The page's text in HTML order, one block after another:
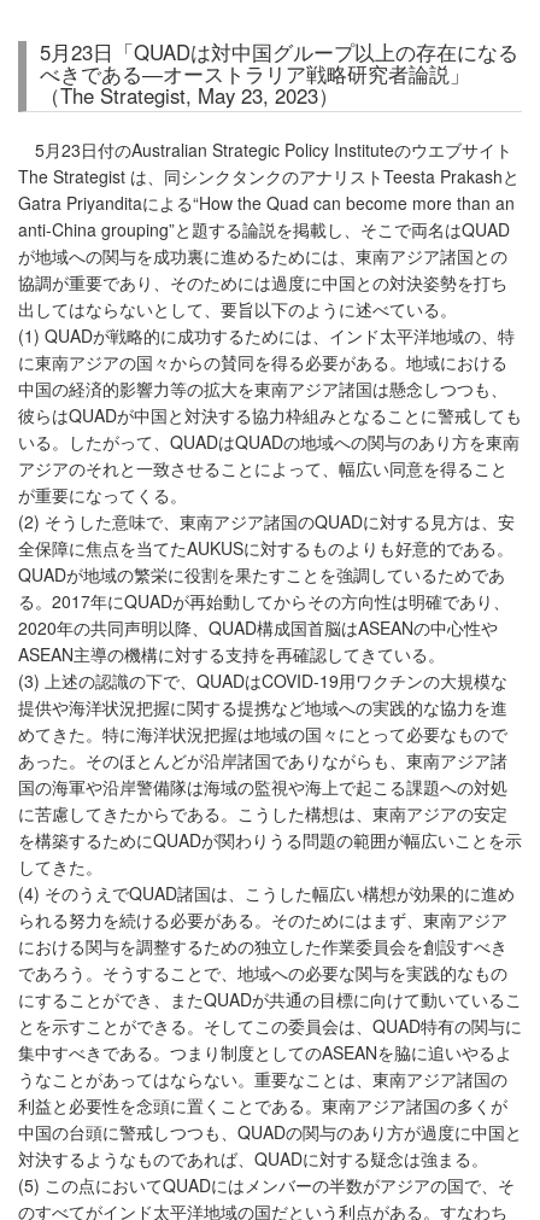
5月23日「QUADは対中国グループ以上の存在になる
べきである―オーストラリア戦略研究者論説」
（The Strategist, May 23, 2023）
5月23日付のAustralian Strategic Policy Instituteのウエブサイト
The Strategist は、同シンクタンクのアナリストTeesta Prakashと
Gatra Priyanditaによる“How the Quad can become more than an
anti-China grouping”と題する論説を掲載し、そこで両名はQUAD
が地域への関与を成功裏に進めるためには、東南アジア諸国との
協調が重要であり、そのためには過度に中国との対決姿勢を打ち
出してはならないとして、要旨以下のように述べている。
(1) QUADが戦略的に成功するためには、インド太平洋地域の、特
に東南アジアの国々からの賛同を得る必要がある。地域における
中国の経済的影響力等の拡大を東南アジア諸国は懸念しつつも、
彼らはQUADが中国と対決する協力枠組みとなることに警戒しても
いる。したがって、QUADはQUADの地域への関与のあり方を東南
アジアのそれと一致させることによって、幅広い同意を得ること
が重要になってくる。
(2) そうした意味で、東南アジア諸国のQUADに対する見方は、安
全保障に焦点を当てたAUKUSに対するものよりも好意的である。
QUADが地域の繁栄に役割を果たすことを強調しているためであ
る。2017年にQUADが再始動してからその方向性は明確であり、
2020年の共同声明以降、QUAD構成国首脳はASEANの中心性や
ASEAN主導の機構に対する支持を再確認してきている。
(3) 上述の認識の下で、QUADはCOVID-19用ワクチンの大規模な
提供や海洋状況把握に関する提携など地域への実践的な協力を進
めてきた。特に海洋状況把握は地域の国々にとって必要なもので
あった。そのほとんどが沿岸諸国でありながらも、東南アジア諸
国の海軍や沿岸警備隊は海域の監視や海上で起こる課題への対処
に苦慮してきたからである。こうした構想は、東南アジアの安定
を構築するためにQUADが関わりうる問題の範囲が幅広いことを示
してきた。
(4) そのうえでQUAD諸国は、こうした幅広い構想が効果的に進め
られる努力を続ける必要がある。そのためにはまず、東南アジア
における関与を調整するための独立した作業委員会を創設すべき
であろう。そうすることで、地域への必要な関与を実践的なもの
にすることができ、またQUADが共通の目標に向けて動いているこ
とを示すことができる。そしてこの委員会は、QUAD特有の関与に
集中すべきである。つまり制度としてのASEANを脇に追いやるよ
うなことがあってはならない。重要なことは、東南アジア諸国の
利益と必要性を念頭に置くことである。東南アジア諸国の多くが
中国の台頭に警戒しつつも、QUADの関与のあり方が過度に中国と
対決するようなものであれば、QUADに対する疑念は強まる。
(5) この点においてQUADにはメンバーの半数がアジアの国で、そ
のすべてがインド太平洋地域の国だという利点がある。すなわち